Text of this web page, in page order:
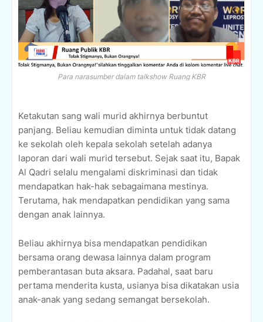
Para narasumber dalam talkshow Ruang KBR
Ketakutan sang wali murid akhirnya berbuntut
panjang. Beliau kemudian diminta untuk tidak datang
ke sekolah oleh kepala sekolah setelah adanya
laporan dari wali murid tersebut. Sejak saat itu, Bapak
Al Qadri selalu mengalami diskriminasi dan tidak
mendapatkan hak-hak sebagaimana mestinya.
Terutama, hak mendapatkan pendidikan yang sama
dengan anak lainnya.
Beliau akhirnya bisa mendapatkan pendidikan
bersama orang dewasa lainnya dalam program
pemberantasan buta aksara. Padahal, saat baru
pertama menderita kusta, usianya bisa dikatakan usia
anak-anak yang sedang semangat bersekolah.